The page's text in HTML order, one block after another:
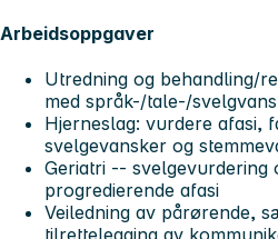
Arbeidsoppgaver
Utredning og behandling/
med språk-/tale-/
Hjerneslag: vurdere afasi,
svelgevansker og
Geriatri -- svelgevurdering
progredierende afasi
Veiledning av pårørende,